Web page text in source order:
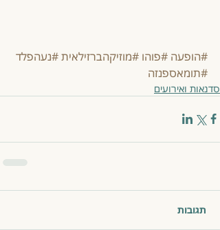
#הופעה #פוהו #מוזיקהברזילאית#נעהפלד
#תומאספנזה
סדנאות ואירועים
תגובות